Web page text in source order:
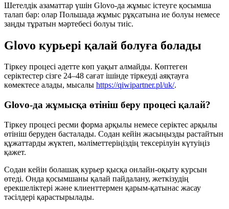
Шетелдік азаматтар үшін Glovo-да жұмыс істеуге қосымша
талап бар: олар Польшада жұмыс рұқсатына ие болуы немесе
заңды тұратын мәртебесі болуы тиіс.
Glovo курьері қалай болуға болады
Тіркеу процесі әдетте көп уақыт алмайды. Көптеген
серіктестер сізге 24–48 сағат ішінде тіркеуді аяқтауға
көмектесе алады, мысалы https://qiwipartner.pl/uk/.
Glovo-да жұмысқа өтініш беру процесі қалай?
Тіркеу процесі ресми форма арқылы немесе серіктес арқылы
өтініш беруден басталады. Содан кейін жасыңызды растайтын
құжаттарды жүктеп, мәліметтеріңіздің тексерілуін күтуіңіз
қажет.
Содан кейін болашақ курьер қысқа онлайн-оқыту курсын
өтеді. Онда қосымшаны қалай пайдалану, жеткізудің
ерекшеліктері және клиенттермен қарым-қатынас жасау
тәсілдері қарастырылады.